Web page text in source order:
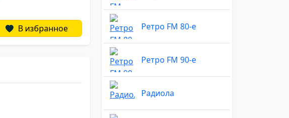
В избранное Ретро FM 80-е
Ретро FM 90-е
Радиола